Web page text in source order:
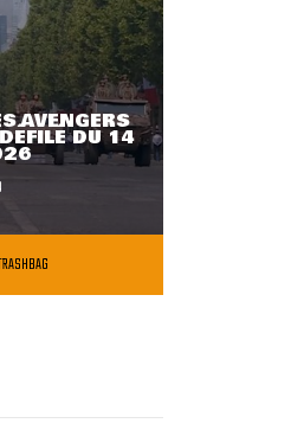
AVENGERS
DU 14